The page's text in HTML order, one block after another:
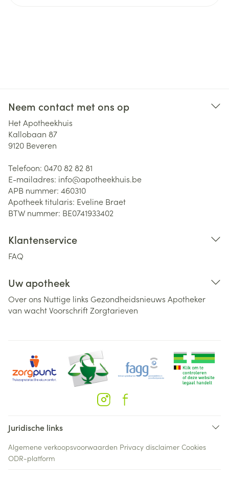
Neem contact met ons op
Het Apotheekhuis
Kallobaan 87
9120 Beveren
Telefoon: 0470 82 82 81
E-mailadres: info@apotheekhuis.be
APB nummer: 460310
Apotheek titularis: Eveline Braet
BTW nummer: BE0741933402
Klantenservice
FAQ
Uw apotheek
Over ons Nuttige links Gezondheidsnieuws Apotheker
van wachtVoorschriftZorgtarieven
Juridische links
Algemene verkoopsvoorwaarden Privacy disclaimer Cookies
ODR-platform